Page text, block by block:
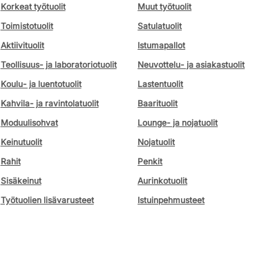
Korkeat työtuolit
Muut työtuolit
Toimistotuolit
Satulatuolit
Aktiivituolit
Istumapallot
Teollisuus- ja laboratoriotuolit
Neuvottelu- ja asiakastuolit
Koulu- ja luentotuolit
Lastentuolit
Kahvila- ja ravintolatuolit
Baarituolit
Moduulisohvat
Lounge- ja nojatuolit
Keinutuolit
Nojatuolit
Rahit
Penkit
Sisäkeinut
Aurinkotuolit
Työtuolien lisävarusteet
Istuinpehmusteet